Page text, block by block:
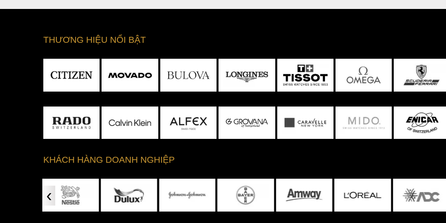
nhàng.
Nối liền với bộ vỏ là dây đeo được thiết kế dạng H-link với phong cách độc đáo, sáng tạo với những mắt bo
cong thời thượng. Đặc biệt, các liên kết giữa được chế tác từ chất liệu high-tech ceramic màu xám mang
đến vẻ ngoài sang trọng, cuốn hút và nhẹ nhàng linh hoạt trên cổ tay các cô nàng. Phần khóa gập giấu vào
bên trong giúp cho dây đeo liền mạch được nâng cấp bằng chất liệu Titanium cao cấp, bền nhẹ giúp tăng
thêm giá trị cho chiếc đồng hồ này. Tại vị trí này, Rado vẫn không quên thể hiện thông tin thương hiệu của
mình thông qua dòng chữ “Rado” được chạm khắc tinh tế.
4. Bộ máy cơ Automatic Thụy Sĩ mạnh mẽ, tiện dụng
bền bỉ và mạnh mẽ với độ chính xác cao cho độ trữ cót lên đến 38 giờ. Bộ máy được phô diễn chuyển động
trưng ở những dòng đồng hồ nữ Automatic. Bộ máy lấy năng lượng hoạt động dựa trên sự cử động của cổ
tay người đeo, để đồng hồ được hoạt động liên tục thì các nàng nên đeo tối thiểu 8 tiếng/ngày để tái nạp
năng lượng cho cơ chế tự động này.
THƯƠNG HIỆU NỔI BẬT
KHÁCH HÀNG DOANH NGHIỆP
‹